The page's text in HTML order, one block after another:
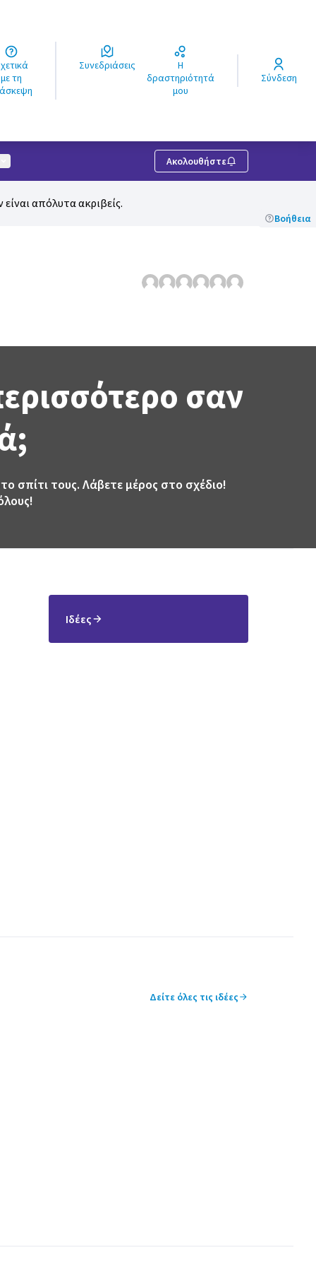
με τη
Συνεδριάσεις
Η
δραστηριότητά
μου
Σύνδεση
χρήστη Ακολουθήστε
απόλυτα ακριβείς.
Βοήθεια
σαν
σπίτι τους. Λάβετε μέρος στο σχέδιο!
Ιδέες
Δείτε όλες τις ιδέες